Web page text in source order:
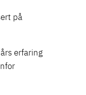
på
erfaring